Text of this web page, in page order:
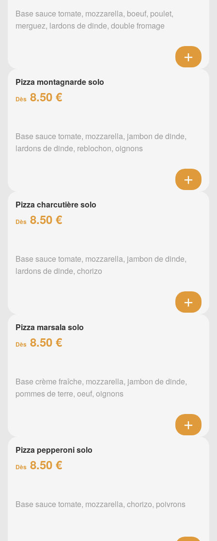
Base sauce tomate, mozzarella, boeuf, poulet,
merguez, lardons de dinde, double fromage
Pizza montagnarde solo
Dès 8.50 €
Base sauce tomate, mozzarella, jambon de dinde,
lardons de dinde, reblochon, oignons
Pizza charcutière solo
Dès 8.50 €
Base sauce tomate, mozzarella, jambon de dinde,
lardons de dinde, chorizo
Pizza marsala solo
Dès 8.50 €
Base crème fraîche, mozzarella, jambon de dinde,
pommes de terre, oeuf, oignons
Pizza pepperoni solo
Dès 8.50 €
Base sauce tomate, mozzarella, chorizo, poivrons